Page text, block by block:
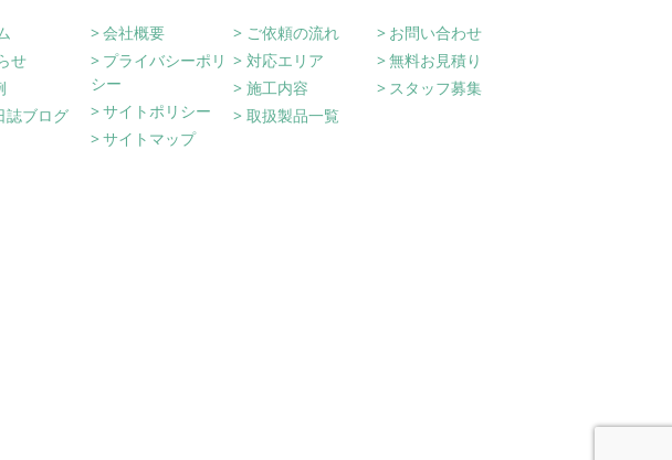
Navigation
せ
誌ブログ
会社概要
プライバシーポリ
シー
サイトポリシー
サイトマップ
ご依頼の流れ
対応エリア
施工内容
取扱製品一覧
お問い合わせ
無料お見積り
スタッフ募集